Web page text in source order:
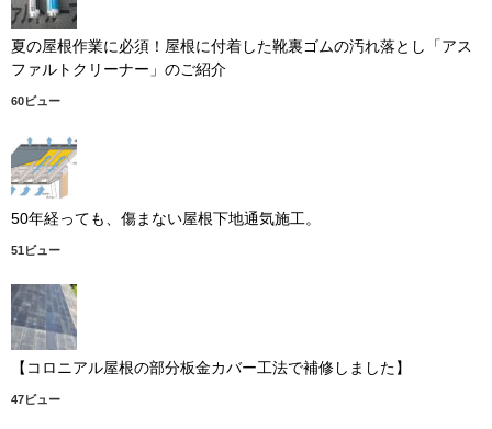
夏の屋根作業に必須！屋根に付着した靴裏ゴムの汚れ落とし「アス
ファルトクリーナー」のご紹介
60ビュー
50年経っても、傷まない屋根下地通気施工。
51ビュー
【コロニアル屋根の部分板金カバー工法で補修しました】
47ビュー